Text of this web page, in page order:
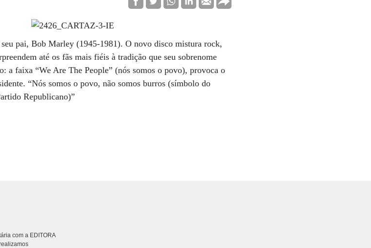
pai, Bob Marley (1945-1981). O novo disco mistura rock,
até os fãs mais fiéis à tradição que seu sobrenome
a faixa “We Are The People” (nós somos o povo), provoca o
“Nós somos o povo, não somos burros (símbolo do
Republicano)”
com a EDITORA